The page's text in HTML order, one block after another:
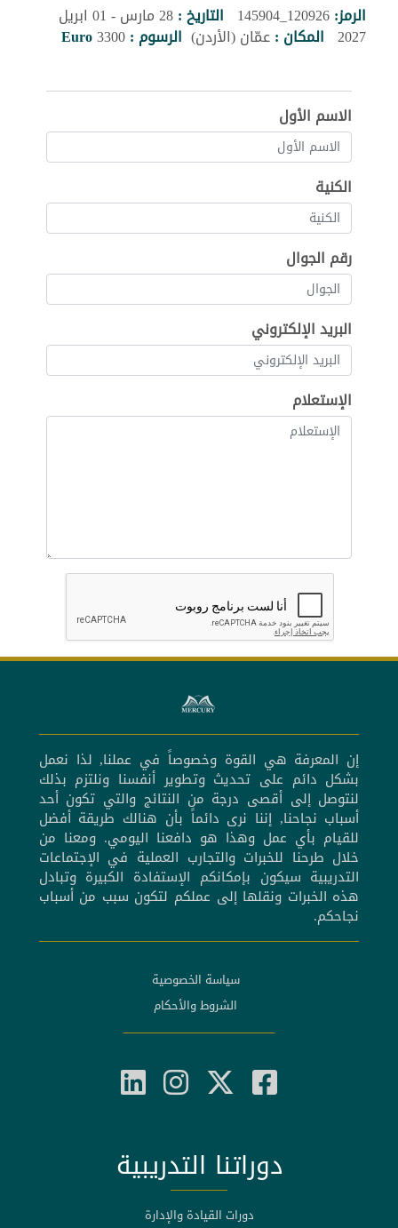
الرمز:120926_145904 التاريخ : 28 مارس - 01 ابريل
2027 المكان :عمّان (الأردن) الرسوم :3300
Euro
الاسم الأول
الكنية
رقم الجوال
البريد الإلكتروني
الإستعلام
إن المعرفة هي القوة وخصوصاً في عملنا, لذا نعمل
بشكل دائم على تحديث وتطوير أنفسنا ونلتزم بذلك
لنتوصل إلى أقصى درجة من النتائج والتي تكون أحد
أسباب نجاحنا, إننا نرى دائماً بأن هنالك طريقة أفضل
للقيام بأي عمل وهذا هو دافعنا اليومي. ومعنا من
خلال طرحنا للخبرات والتجارب العملية في الإجتماعات
التدريبية سيكون بإمكانكم الإستفادة الكبيرة وتبادل
هذه الخبرات ونقلها إلى عملكم لتكون سبب من أسباب
نجاحكم.
سياسة الخصوصية
الشروط والأحكام
دوراتنا التدريبية
دورات القيادة والإدارة